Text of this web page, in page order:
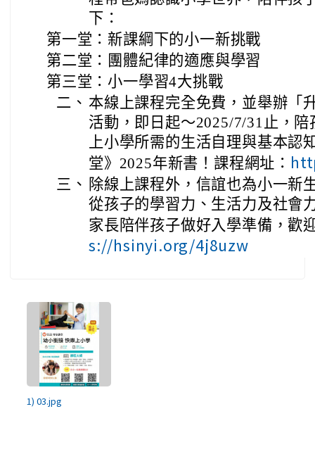
下：
第一堂：新課綱下的小一新挑戰
第二堂：團體紀律的適應與學習
第三堂：小一學習4大挑戰
二、 本線上課程完全免費，並舉辦「
活動，即日起～2025/7/31止，
上小學所需的生活自理與基本認
堂》2025年新書！課程網址：
三、 除線上課程外，信誼也為小一新
從孩子的學習力、生活力及社會
家長陪伴孩子做好入學準備，歡
s://hsinyi.org/4j8uzw
1) 03.jpg